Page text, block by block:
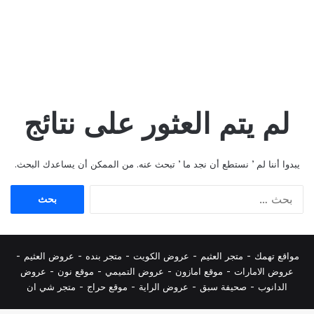
لم يتم العثور على نتائج
يبدوا أننا لم ’ نستطع أن نجد ما ’ تبحث عنه. من الممكن أن يساعدك البحث.
مواقع تهمك - متجر العثيم - عروض الكويت - متجر بنده - عروض العثيم -
عروض الامارات - موقع امازون - عروض التميمي - موقع نون - عروض
الدانوب - صحيفة سبق - عروض الراية - موقع حراج - متجر شي ان